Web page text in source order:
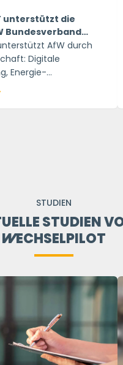
unterstützt die
Bundesverband
e.V. mit
AfW durch
Digitale
Energie-
STUDIEN
STUDIEN
WECHSELPILOT